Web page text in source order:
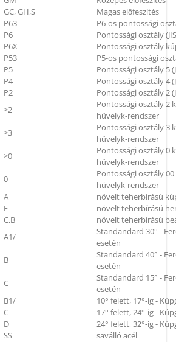
GC, GH,S
Magas előfeszítés
P63
P6-os pontossági
P6
Pontossági osztály
P6X
Pontossági osztály
P53
P5-os pontossági
P5
Pontossági osztály 5
P4
Pontossági osztály 4
P2
Pontossági osztály 2
>2
Pontossági osztály 2
hüvelyk-rendszer
>3
Pontossági osztály 3
hüvelyk-rendszer
>0
Pontossági osztály 0
hüvelyk-rendszer
0
Pontossági osztály
hüvelyk-rendszer
A
növelt teherbírású
E
növelt teherbírású
C,B
növelt teherbírású
A1/
Standandard 30° -
esetén
B
Standandard 40° -
esetén
C
Standandard 15° -
esetén
B1/
10° felett, 17°-ig -
C
17° felett, 24°-ig -
D
24° felett, 32°-ig -
SS saválló acél